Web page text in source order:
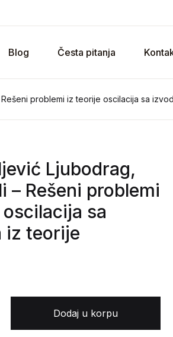
Blog Česta pitanja
problemi iz teorije oscilacija sa
Ljubodrag,
– Rešeni problemi
sa
iz teorije
Dodaj u korpu